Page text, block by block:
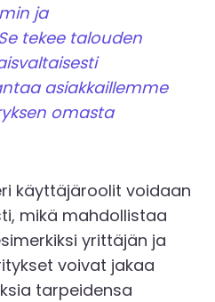
ja
tekee talouden
asiakkaillemme
omasta
käyttäjäroolit voidaan
mikä mahdollistaa
yrittäjän ja
voivat jakaa
tarpeidensa